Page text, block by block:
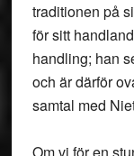
traditionen på
för sitt
handling; han
och är därför
samtal med